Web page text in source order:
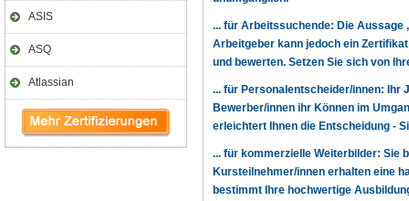
ASIS
ASQ
Atlassian
... für Arbeitssuchende: Die Aussage
Arbeitgeber kann jedoch ein
und bewerten. Setzen Sie sich von
... für Personalentscheider/innen: Ihr
Bewerber/innen ihr Können im
erleichtert Ihnen die Entscheidung -
... für kommerzielle Weiterbilder: Sie
Kursteilnehmer/innen erhalten eine
bestimmt Ihre hochwertige